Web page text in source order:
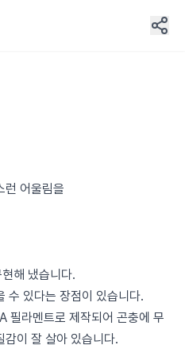
런 어울림을
해 냈습니다.
수 있다는 장점이 있습니다.
필라멘트로 제작되어 곤충에 무
감이 잘 살아 있습니다.